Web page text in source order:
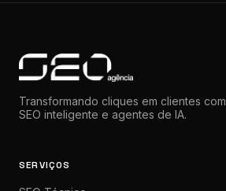
Transformando cliques em clientes com
SEO inteligente e agentes de IA.
SERVIÇOS